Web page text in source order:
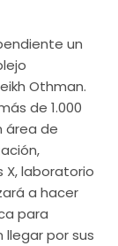
un
Othman.
de 1.000
área de
X, laboratorio
a hacer
para
por sus